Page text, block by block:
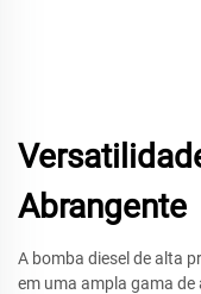
Abrangente
A bomba diesel de alta
em uma ampla gama